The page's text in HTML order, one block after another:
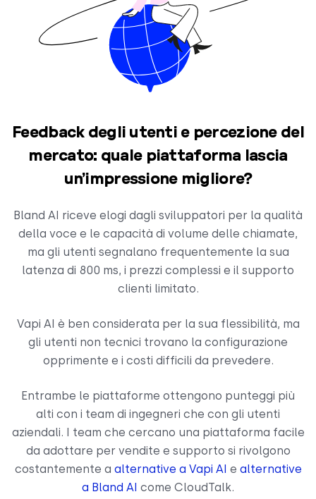
Feedback degli utenti e percezione del
mercato: quale piattaforma lascia
un’impressione migliore?
Bland AI riceve elogi dagli sviluppatori per la qualità
della voce e le capacità di volume delle chiamate,
ma gli utenti segnalano frequentemente la sua
latenza di 800 ms, i prezzi complessi e il supporto
clienti limitato.
Vapi AI è ben considerata per la sua flessibilità, ma
gli utenti non tecnici trovano la configurazione
opprimente e i costi difficili da prevedere.
Entrambe le piattaforme ottengono punteggi più
alti con i team di ingegneri che con gli utenti
aziendali. I team che cercano una piattaforma facile
da adottare per vendite e supporto si rivolgono
costantemente a alternative a Vapi AI e alternative
a Bland AI come CloudTalk.